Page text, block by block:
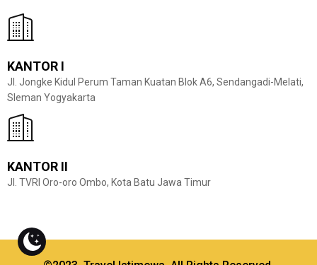
KANTOR I
Jl. Jongke Kidul Perum Taman Kuatan Blok A6, Sendangadi-Melati,
Sleman Yogyakarta
KANTOR II
Jl. TVRI Oro-oro Ombo, Kota Batu Jawa Timur